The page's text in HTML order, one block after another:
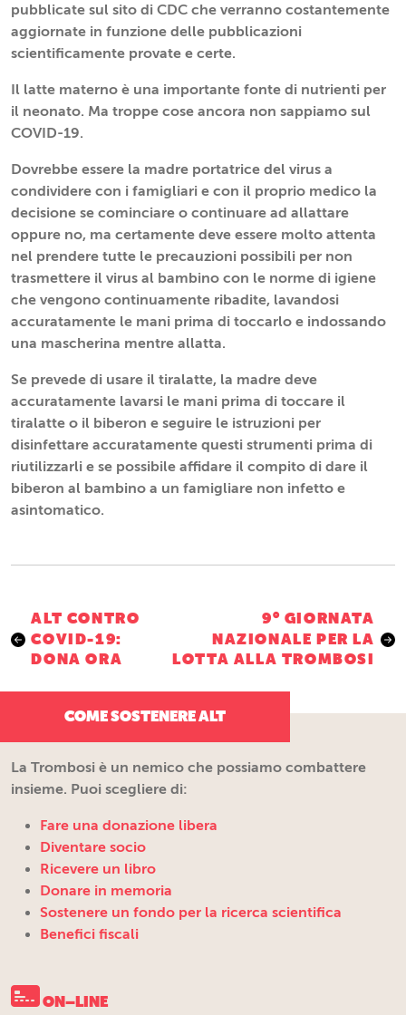
pubblicate sul sito di CDC che verranno costantemente
aggiornate in funzione delle pubblicazioni
scientificamente provate e certe.
Il latte materno è una importante fonte di nutrienti per
il neonato. Ma troppe cose ancora non sappiamo sul
COVID-19.
Dovrebbe essere la madre portatrice del virus a
condividere con i famigliari e con il proprio medico la
decisione se cominciare o continuare ad allattare
oppure no, ma certamente deve essere molto attenta
nel prendere tutte le precauzioni possibili per non
trasmettere il virus al bambino con le norme di igiene
che vengono continuamente ribadite, lavandosi
accuratamente le mani prima di toccarlo e indossando
una mascherina mentre allatta.
Se prevede di usare il tiralatte, la madre deve
accuratamente lavarsi le mani prima di toccare il
tiralatte o il biberon e seguire le istruzioni per
disinfettare accuratamente questi strumenti prima di
riutilizzarli e se possibile affidare il compito di dare il
biberon al bambino a un famigliare non infetto e
asintomatico.
Navigazione
articoli
ALT CONTRO
COVID-19:
DONA ORA
9° GIORNATA
NAZIONALE PER LA
LOTTA ALLA TROMBOSI
COME SOSTENERE ALT
La Trombosi è un nemico che possiamo combattere
insieme. Puoi scegliere di:
Fare una donazione libera
Diventare socio
Ricevere un libro
Donare in memoria
Sostenere un fondo per la ricerca scientifica
Benefici fiscali
ON–LINE